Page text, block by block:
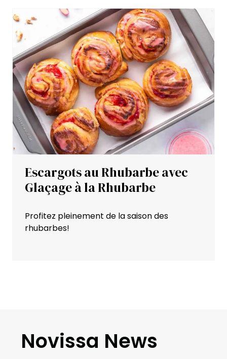
Escargots au Rhubarbe avec
Glaçage à la Rhubarbe
Profitez pleinement de la saison des
rhubarbes!
Novissa News